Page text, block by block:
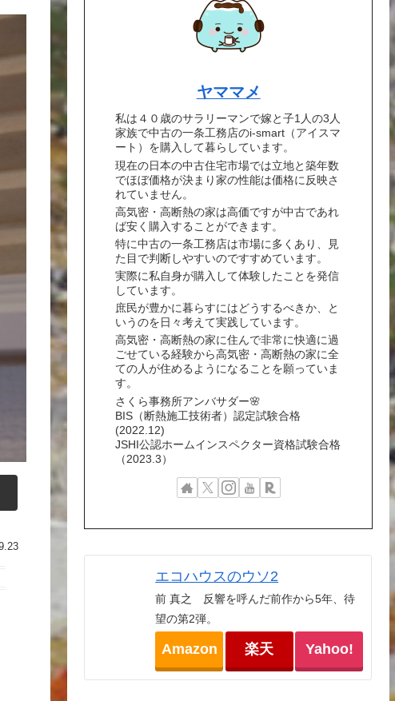
ヤママメ
私は４０歳のサラリーマンで嫁と子1人の3人
家族で中古の一条工務店のi-smart（アイスマ
ート）を購入して暮らしています。
現在の日本の中古住宅市場では立地と築年数
でほぼ価格が決まり家の性能は価格に反映さ
れていません。
高気密・高断熱の家は高価ですが中古であれ
ば安く購入することができます。
特に中古の一条工務店は市場に多くあり、見
た目で判断しやすいのですすめています。
実際に私自身が購入して体験したことを発信
しています。
庶民が豊かに暮らすにはどうするべきか、と
いうのを日々考えて実践しています。
高気密・高断熱の家に住んで非常に快適に過
ごせている経験から高気密・高断熱の家に全
ての人が住めるようになることを願っていま
す。
さくら事務所アンバサダー🌸
BIS（断熱施工技術者）認定試験合格
(2022.12)
JSHI公認ホームインスペクター資格試験合格
（2023.3）
エコハウスのウソ2
前 真之 反響を呼んだ前作から5年、待
望の第2弾。
Amazon 楽天 Yahoo!